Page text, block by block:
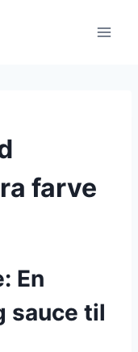
farve
En
sauce til